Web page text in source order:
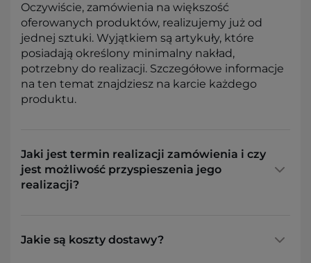
Oczywiście, zamówienia na większość
oferowanych produktów, realizujemy już od
jednej sztuki. Wyjątkiem są artykuły, które
posiadają określony minimalny nakład,
potrzebny do realizacji. Szczegółowe informacje
na ten temat znajdziesz na karcie każdego
produktu.
Jaki jest termin realizacji zamówienia i czy
jest możliwość przyspieszenia jego
realizacji?
Jakie są koszty dostawy?